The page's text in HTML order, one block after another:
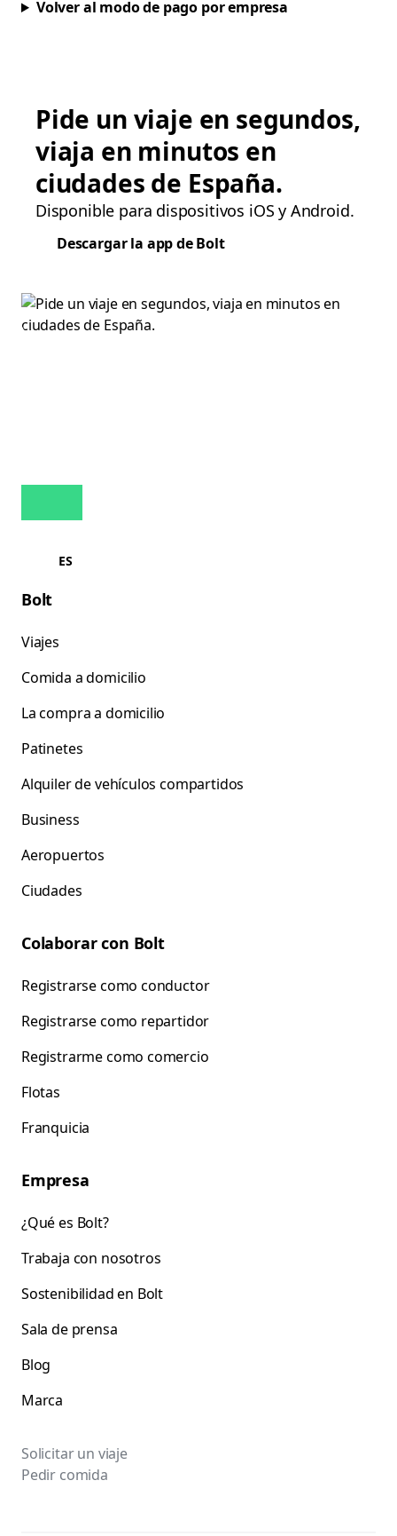
Volver al modo de pago por empresa
Pide un viaje en segundos,
viaja en minutos en
ciudades de España.
Disponible para dispositivos iOS y Android.
Descargar la app de Bolt
ES
Bolt
Viajes
Comida a domicilio
La compra a domicilio
Patinetes
Alquiler de vehículos compartidos
Business
Aeropuertos
Ciudades
Colaborar con Bolt
Registrarse como conductor
Registrarse como repartidor
Registrarme como comercio
Flotas
Franquicia
Empresa
¿Qué es Bolt?
Trabaja con nosotros
Sostenibilidad en Bolt
Sala de prensa
Blog
Marca
Solicitar un viaje
Pedir comida